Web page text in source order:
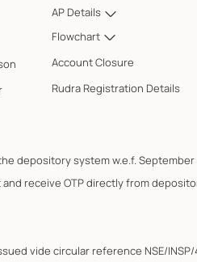
AP Details
Flowchart
Account Closure
Rudra Registration Details
depository system w.e.f. September
receive OTP directly from
vide circular reference NSE/INSP/